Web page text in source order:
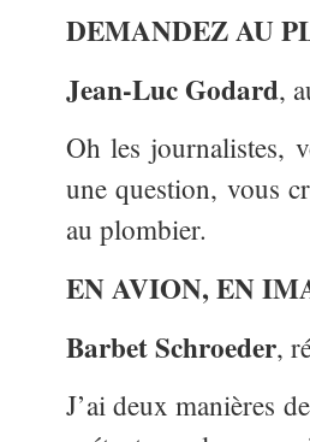
DEMANDEZ AU
Jean-Luc Godard,
Oh les journalistes,
une question, vous
au plombier.
EN AVION, EN
Barbet Schroeder,
J’ai deux manières